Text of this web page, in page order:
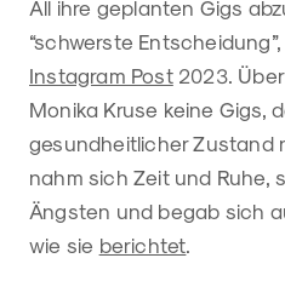
All ihre geplanten Gigs
“schwerste
Instagram Post2023.
Monika Kruse keine Gigs,
gesundheitlicher Zustand
nahm sich Zeit und Ruhe,
Ängsten und begab sich
wie sie berichtet.